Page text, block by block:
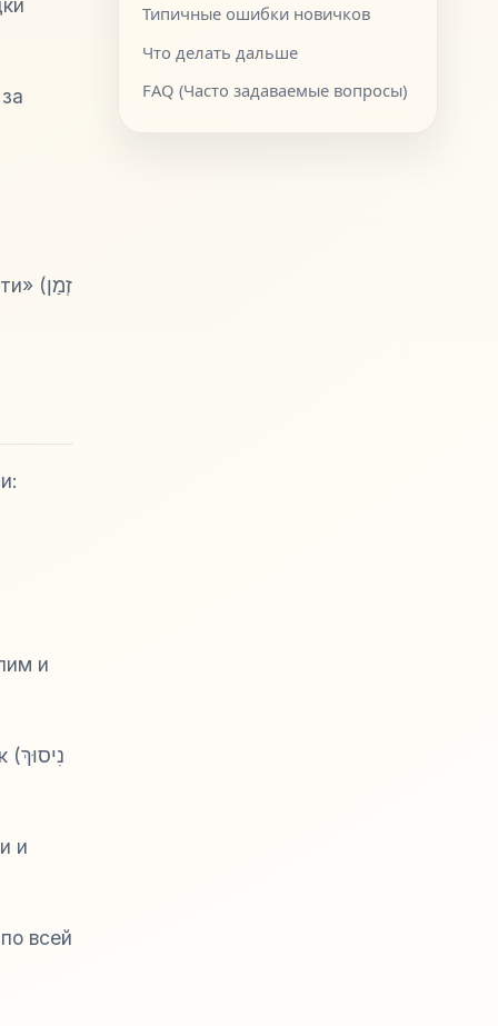
(זְמַן
и
(נִיסוּךְ
и
всей
Типичные ошибки новичков
Что делать дальше
FAQ (Часто задаваемые вопросы)